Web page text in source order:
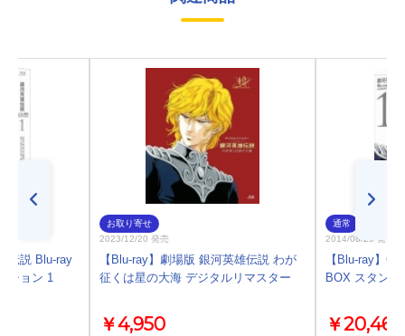
伝説 Blu-ray
ション 1
お取り寄せ
2023/12/20 発売
【Blu-ray】劇場版 銀河英雄伝説 わが
征くは星の大海 デジタルリマスター
￥4,950
通常
2014/08/29 発売
【Blu-ray】
BOX スタン
￥20,460